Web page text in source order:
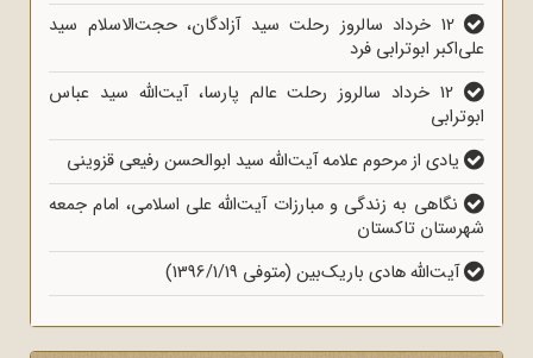
12 خرداد سالروز رحلت سید آزادگان، حجت‌الاسلام سید
على‌اکبر ابوترابى فرد
12 خرداد سالروز رحلت عالم پارسا، آیت‌الله سید عباس
ابوترابی
یادی از مرحوم علامه آیت‌الله سید ابوالحسن رفیعی قزوینی
نگاهی به زندگی و مبارزات آیت‌الله علی اسلامی، امام جمعه
شهرستان تاکستان
آیت‌الله هادی باریک‌بین (متوفی 1396/1/19)